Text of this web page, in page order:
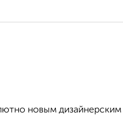
новым